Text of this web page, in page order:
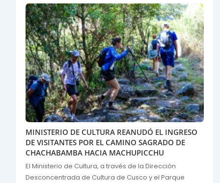
MINISTERIO DE CULTURA REANUDÓ EL INGRESO
DE VISITANTES POR EL CAMINO SAGRADO DE
CHACHABAMBA HACIA MACHUPICCHU
El Ministerio de Cultura, a través de la Dirección
Desconcentrada de Cultura de Cusco y el Parque